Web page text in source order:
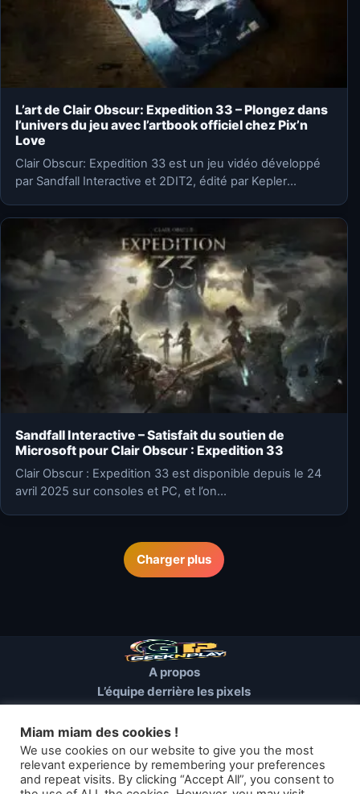
L’art de Clair Obscur: Expedition 33 – Plongez dans
l’univers du jeu avec l’artbook officiel chez Pix’n
Love
Clair Obscur: Expedition 33 est un jeu vidéo développé
par Sandfall Interactive et 2DIT2, édité par Kepler
Sandfall Interactive – Satisfait du soutien de
Microsoft pour Clair Obscur : Expedition 33
Clair Obscur : Expedition 33 est disponible depuis le 24
avril 2025 sur consoles et PC, et l’on…
Charger plus
A propos
L’équipe derrière les pixels
Mentions Légales
Cookies et autres traceurs
Miam miam des cookies !
We use cookies on our website to give you the most
relevant experience by remembering your preferences
and repeat visits. By clicking “Accept All”, you consent to